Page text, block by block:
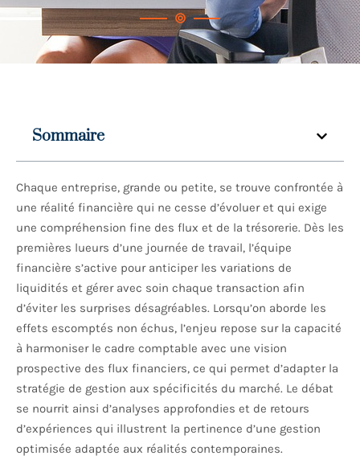
Sommaire
Chaque entreprise, grande ou petite, se trouve confrontée à
une réalité financière qui ne cesse d’évoluer et qui exige
une compréhension fine des flux et de la trésorerie. Dès les
premières lueurs d’une journée de travail, l’équipe
financière s’active pour anticiper les variations de
liquidités et gérer avec soin chaque transaction afin
d’éviter les surprises désagréables. Lorsqu’on aborde les
effets escomptés non échus, l’enjeu repose sur la capacité
à harmoniser le cadre comptable avec une vision
prospective des flux financiers, ce qui permet d’adapter la
stratégie de gestion aux spécificités du marché. Le débat
se nourrit ainsi d’analyses approfondies et de retours
d’expériences qui illustrent la pertinence d’une gestion
optimisée adaptée aux réalités contemporaines.